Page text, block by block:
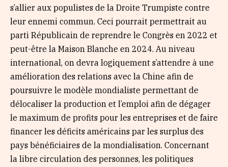
s’allier aux populistes de la Droite Trumpiste contre
leur ennemi commun. Ceci pourrait permettrait au
parti Républicain de reprendre le Congrès en 2022 et
peut-être la Maison Blanche en 2024. Au niveau
international, on devra logiquement s’attendre à une
amélioration des relations avec la Chine afin de
poursuivre le modèle mondialiste permettant de
délocaliser la production et l’emploi afin de dégager
le maximum de profits pour les entreprises et de faire
financer les déficits américains par les surplus des
pays bénéficiaires de la mondialisation. Concernant
la libre circulation des personnes, les politiques